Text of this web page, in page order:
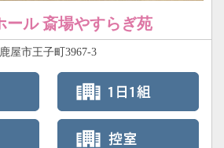
ール 斎場やすらぎ苑
鹿屋市王子町3967-3